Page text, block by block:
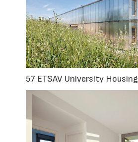
57 ETSAV University